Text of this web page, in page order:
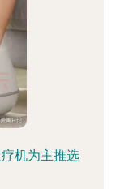
机为主推选